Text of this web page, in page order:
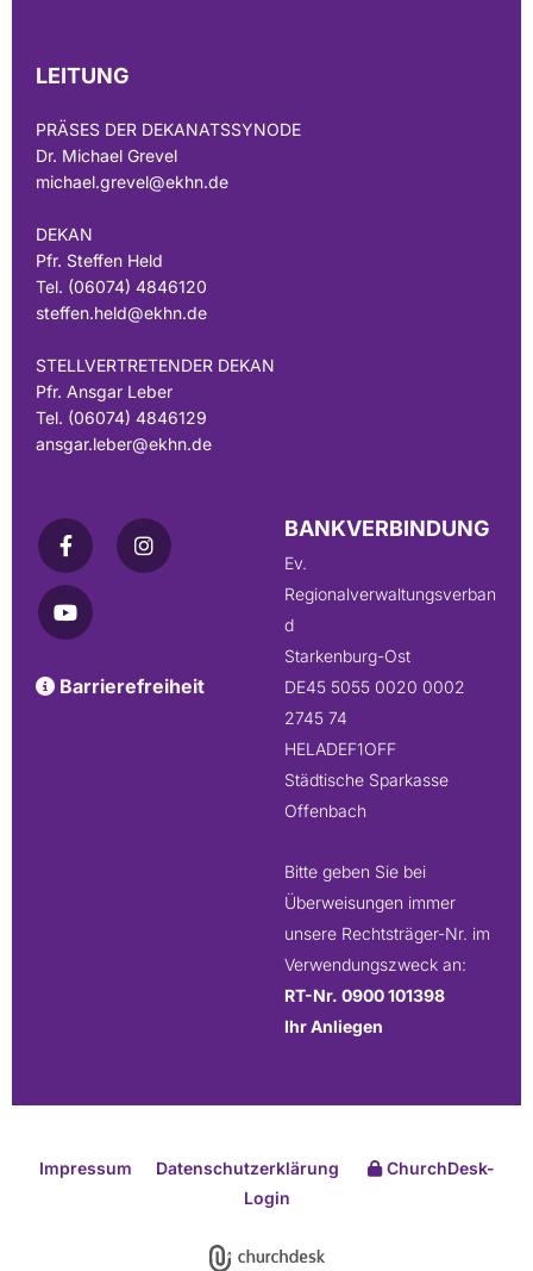
LEITUNG
PRÄSES DER DEKANATSSYNODE
Dr. Michael Grevel
michael.grevel@ekhn.de
DEKAN
Pfr. Steffen Held
Tel. (06074) 4846120
steffen.held@ekhn.de
STELLVERTRETENDER DEKAN
Pfr. Ansgar Leber
Tel. (06074) 4846129
ansgar.leber@ekhn.de
 Barrierefreiheit
BANKVERBINDUNG
Ev.
Regionalverwaltungsverban
d
Starkenburg-Ost
DE45 5055 0020 0002
2745 74
HELADEF1OFF
Städtische Sparkasse
Offenbach
Bitte geben Sie bei
Überweisungen immer
unsere Rechtsträger-Nr. im
Verwendungszweck an:
RT-Nr. 0900 101398
Ihr Anliegen
Impressum Datenschutzerklärung
ChurchDesk-
Login